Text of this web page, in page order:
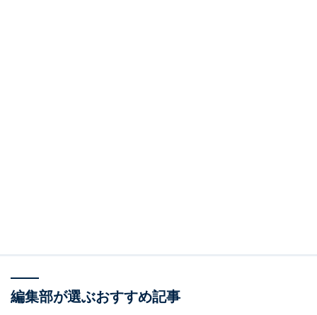
編集部が選ぶおすすめ記事